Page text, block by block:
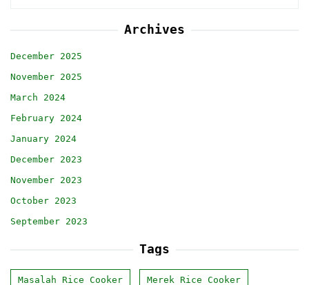
Archives
December 2025
November 2025
March 2024
February 2024
January 2024
December 2023
November 2023
October 2023
September 2023
Tags
Masalah Rice Cooker Merek Rice Cooker